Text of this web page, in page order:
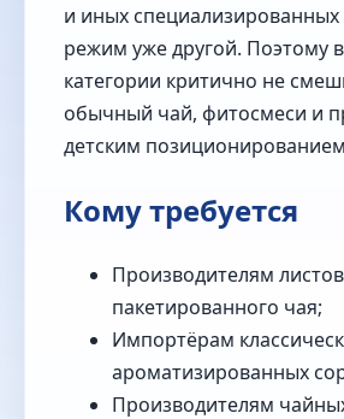
и иных
режим уже другой. Поэтому
категории критично не
обычный чай, фитосмеси и
детским
Кому требуется
Производителям
пакетированного чая;
Импортёрам
ароматизированных
Производителям